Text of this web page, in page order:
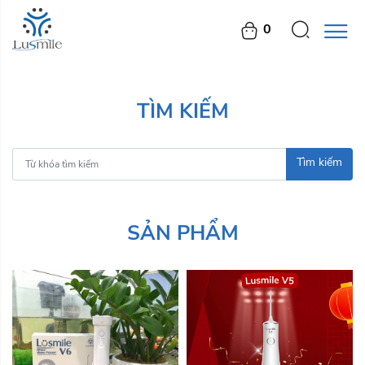
0
TÌM KIẾM
Tìm kiếm
SẢN PHẨM